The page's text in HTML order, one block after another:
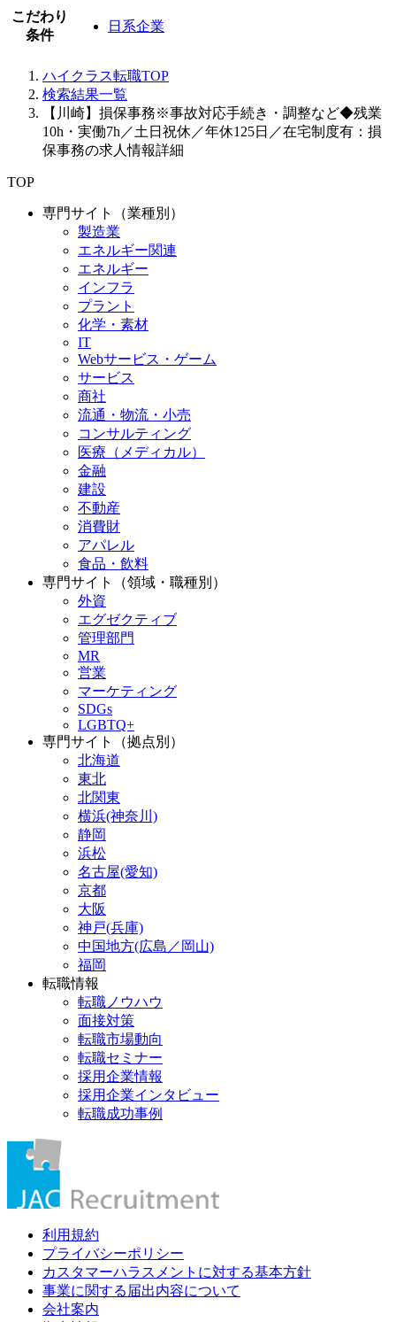
こだわり
条件
日系企業
ハイクラス転職TOP
検索結果一覧
【川崎】損保事務※事故対応手続き・調整など◆残業
10h・実働7h／土日祝休／年休125日／在宅制度有：損
保事務の求人情報詳細
TOP
専門サイト（業種別）
製造業
エネルギー関連
エネルギー
インフラ
プラント
化学・素材
IT
Webサービス・ゲーム
サービス
商社
流通・物流・小売
コンサルティング
医療（メディカル）
金融
建設
不動産
消費財
アパレル
食品・飲料
専門サイト（領域・職種別）
外資
エグゼクティブ
管理部門
MR
営業
マーケティング
SDGs
LGBTQ+
専門サイト（拠点別）
北海道
東北
北関東
横浜(神奈川)
静岡
浜松
名古屋(愛知)
京都
大阪
神戸(兵庫)
中国地方(広島／岡山)
福岡
転職情報
転職ノウハウ
面接対策
転職市場動向
転職セミナー
採用企業情報
採用企業インタビュー
転職成功事例
利用規約
プライバシーポリシー
カスタマーハラスメントに対する基本方針
事業に関する届出内容について
会社案内